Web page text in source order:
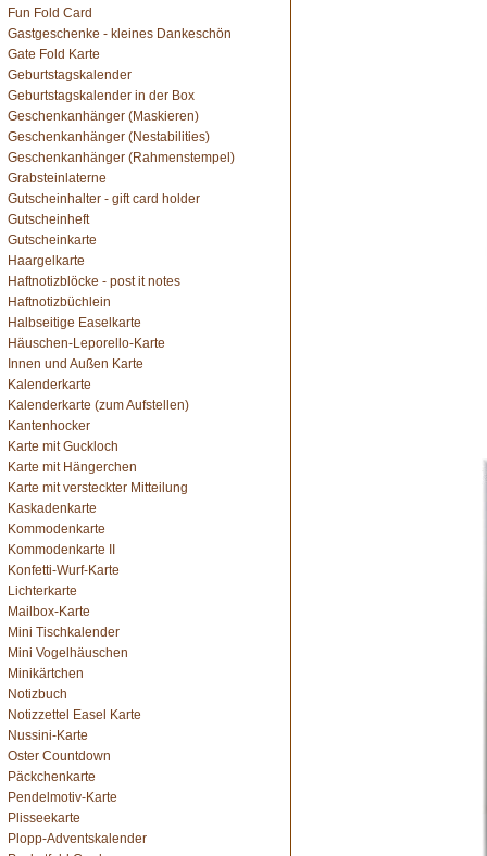
Fun Fold Card
Gastgeschenke - kleines Dankeschön
Gate Fold Karte
Geburtstagskalender
Geburtstagskalender in der Box
Geschenkanhänger (Maskieren)
Geschenkanhänger (Nestabilities)
Geschenkanhänger (Rahmenstempel)
Grabsteinlaterne
Gutscheinhalter - gift card holder
Gutscheinheft
Gutscheinkarte
Haargelkarte
Haftnotizblöcke - post it notes
Haftnotizbüchlein
Halbseitige Easelkarte
Häuschen-Leporello-Karte
Innen und Außen Karte
Kalenderkarte
Kalenderkarte (zum Aufstellen)
Kantenhocker
Karte mit Guckloch
Karte mit Hängerchen
Karte mit versteckter Mitteilung
Kaskadenkarte
Kommodenkarte
Kommodenkarte II
Konfetti-Wurf-Karte
Lichterkarte
Mailbox-Karte
Mini Tischkalender
Mini Vogelhäuschen
Minikärtchen
Notizbuch
Notizzettel Easel Karte
Nussini-Karte
Oster Countdown
Päckchenkarte
Pendelmotiv-Karte
Plisseekarte
Plopp-Adventskalender